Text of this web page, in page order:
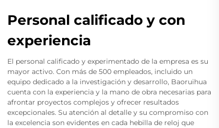
Personal calificado y con
experiencia
El personal calificado y experimentado de la empresa es su
mayor activo. Con más de 500 empleados, incluido un
equipo dedicado a la investigación y desarrollo, Baoruihua
cuenta con la experiencia y la mano de obra necesarias para
afrontar proyectos complejos y ofrecer resultados
excepcionales. Su atención al detalle y su compromiso con
la excelencia son evidentes en cada hebilla de reloj que